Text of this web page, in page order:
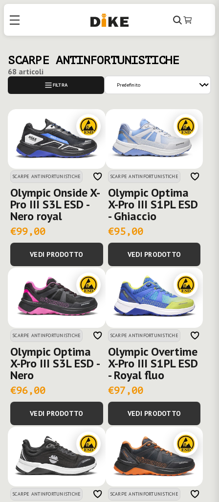
Cerca
Carrello
SCARPE ANTINFORTUNISTICHE
68 articoli
FILTRA
SCARPE ANTINFORTUNISTICHE
Olympic Onside X-
Pro III S3L ESD -
Nero royal
€99,00
VEDI PRODOTTO
SCARPE ANTINFORTUNISTICHE
Olympic Optima
X-Pro III S1PL ESD
- Ghiaccio
€95,00
VEDI PRODOTTO
SCARPE ANTINFORTUNISTICHE
Olympic Optima
X-Pro III S3L ESD -
Nero
€96,00
VEDI PRODOTTO
SCARPE ANTINFORTUNISTICHE
Olympic Overtime
X-Pro III S1PL ESD
- Royal fluo
€97,00
VEDI PRODOTTO
SCARPE ANTINFORTUNISTICHE SCARPE ANTINFORTUNISTICHE